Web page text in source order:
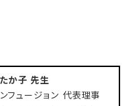
か子 先生
フュージョン 代表理事